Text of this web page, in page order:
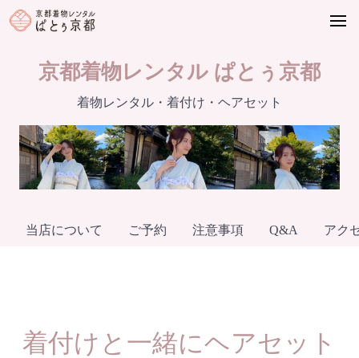
Skip
京都着物レンタル ぱとぅ京都
着物レンタル・着付け・ヘアセット
当店について ご予約 注意事項 Q&A アク
着付けと一緒にヘアセット